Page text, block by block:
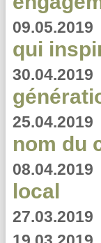
09.05.2019
qui
30.04.2019
25.04.2019
nom du
08.04.2019
local
27.03.2019